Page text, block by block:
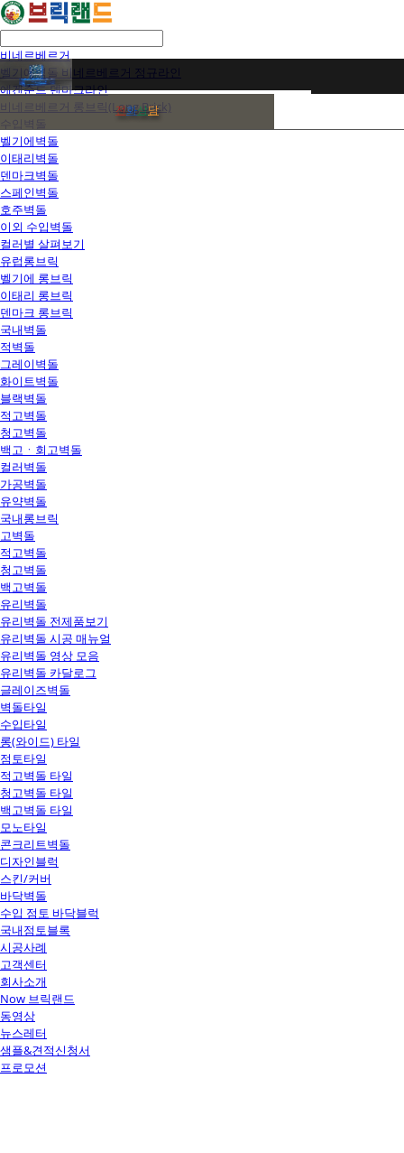
비네르베르거
벨기에벽돌 비네르베르거 정규라인
에겐순드 덴마크라인
비네르베르거 롱브릭(Long Brick)
수입벽돌
벨기에벽돌
이태리벽돌
덴마크벽돌
스페인벽돌
호주벽돌
이외 수입벽돌
컬러별 살펴보기
유럽롱브릭
벨기에 롱브릭
이태리 롱브릭
덴마크 롱브릭
국내벽돌
적벽돌
그레이벽돌
화이트벽돌
블랙벽돌
적고벽돌
청고벽돌
백고ㆍ회고벽돌
컬러벽돌
가공벽돌
유약벽돌
국내롱브릭
고벽돌
적고벽돌
청고벽돌
백고벽돌
유리벽돌
유리벽돌 전제품보기
유리벽돌 시공 매뉴얼
유리벽돌 영상 모음
유리벽돌 카달로그
글레이즈벽돌
벽돌타일
수입타일
롱(와이드) 타일
점토타일
적고벽돌 타일
청고벽돌 타일
백고벽돌 타일
모노타일
콘크리트벽돌
디자인블럭
스킨/커버
바닥벽돌
수입 점토 바닥블럭
국내점토블록
시공사례
고객센터
회사소개
Now 브릭랜드
동영상
뉴스레터
샘플&견적신청서
프로모션
전화상담